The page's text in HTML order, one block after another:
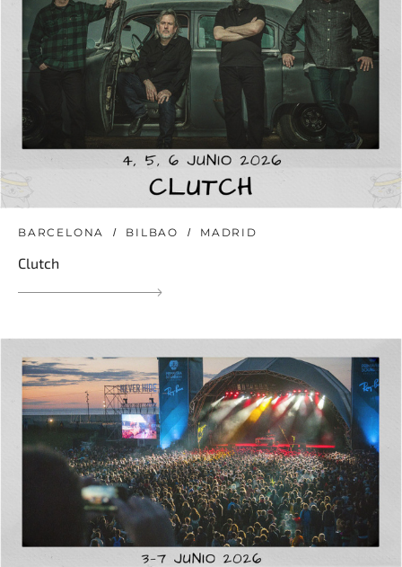
BARCELONA BILBAO MADRID
Clutch